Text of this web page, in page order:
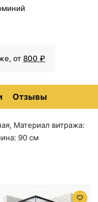
от 800 ₽
Отзывы
Материал витража:
90 см